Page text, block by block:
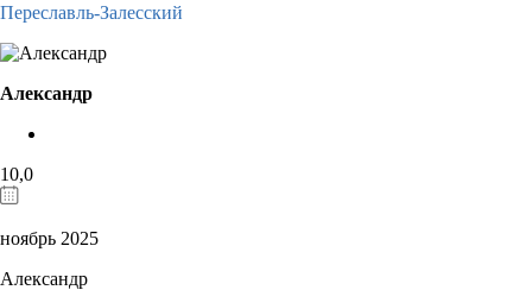
Переславль-Залесский
Александр
10,0
ноябрь 2025
Александр